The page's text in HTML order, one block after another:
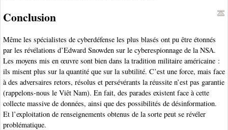
Conclusion
Même les spécialistes de cyberdéfense les plus blasés ont pu être étonnés
par les révélations d’Edward Snowden sur le cyberespionnage de la NSA.
Les moyens mis en œuvre sont bien dans la tradition militaire américaine :
ils misent plus sur la quantité que sur la subtilité. C’est une force, mais face
à des adversaires retors, résolus et persévérants la réussite n’est pas garantie
(rappelons-nous le Viêt Nam). En fait, des parades existent face à cette
collecte massive de données, ainsi que des possibilités de désinformation.
Et l’exploitation de renseignements obtenus de la sorte peut se révéler
problématique.